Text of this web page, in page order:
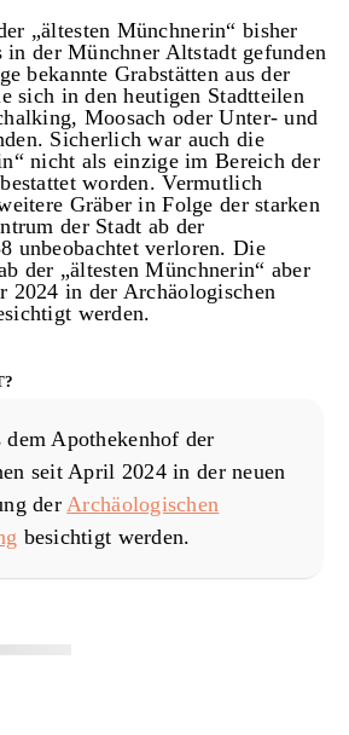
„ältesten Münchnerin“ bisher
in der Münchner Altstadt gefunden
bekannte Grabstätten aus der
sich in den heutigen Stadtteilen
Moosach oder Unter- und
Sicherlich war auch die
nicht als einzige im Bereich der
worden. Vermutlich
Gräber in Folge der starken
der Stadt ab der
unbeobachtet verloren. Die
der „ältesten Münchnerin“ aber
2024 in der Archäologischen
werden.
dem Apothekenhof der
seit April 2024 in der neuen
der Archäologischen
besichtigt werden.